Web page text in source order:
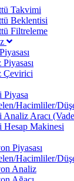
Takvimi
Beklentisi
Filtreleme
Çevirici
Piyasa
Hacimliler/
Analiz Aracı
Hesap Makinesi
Piyasası
Hacimliler/
Analiz